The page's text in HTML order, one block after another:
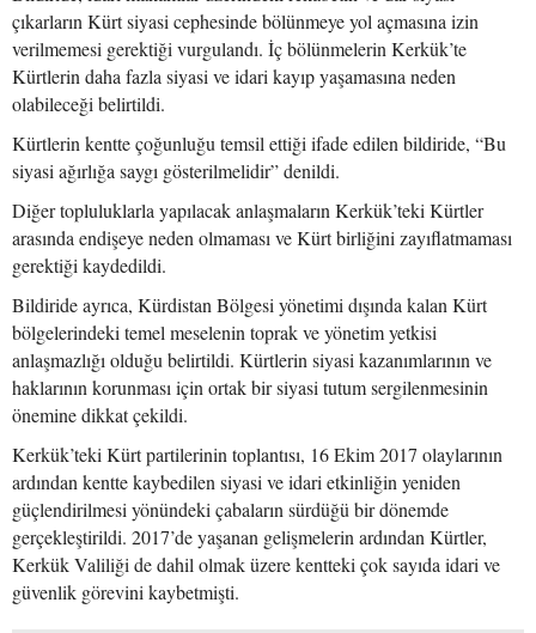
çıkarların Kürt siyasi cephesinde bölünmeye yol açmasına izin
verilmemesi gerektiği vurgulandı. İç bölünmelerin Kerkük’te
Kürtlerin daha fazla siyasi ve idari kayıp yaşamasına neden
olabileceği belirtildi.
Kürtlerin kentte çoğunluğu temsil ettiği ifade edilen bildiride, “Bu
siyasi ağırlığa saygı gösterilmelidir” denildi.
Diğer topluluklarla yapılacak anlaşmaların Kerkük’teki Kürtler
arasında endişeye neden olmaması ve Kürt birliğini zayıflatmaması
gerektiği kaydedildi.
Bildiride ayrıca, Kürdistan Bölgesi yönetimi dışında kalan Kürt
bölgelerindeki temel meselenin toprak ve yönetim yetkisi
anlaşmazlığı olduğu belirtildi. Kürtlerin siyasi kazanımlarının ve
haklarının korunması için ortak bir siyasi tutum sergilenmesinin
önemine dikkat çekildi.
Kerkük’teki Kürt partilerinin toplantısı, 16 Ekim 2017 olaylarının
ardından kentte kaybedilen siyasi ve idari etkinliğin yeniden
güçlendirilmesi yönündeki çabaların sürdüğü bir dönemde
gerçekleştirildi. 2017’de yaşanan gelişmelerin ardından Kürtler,
Kerkük Valiliği de dahil olmak üzere kentteki çok sayıda idari ve
güvenlik görevini kaybetmişti.